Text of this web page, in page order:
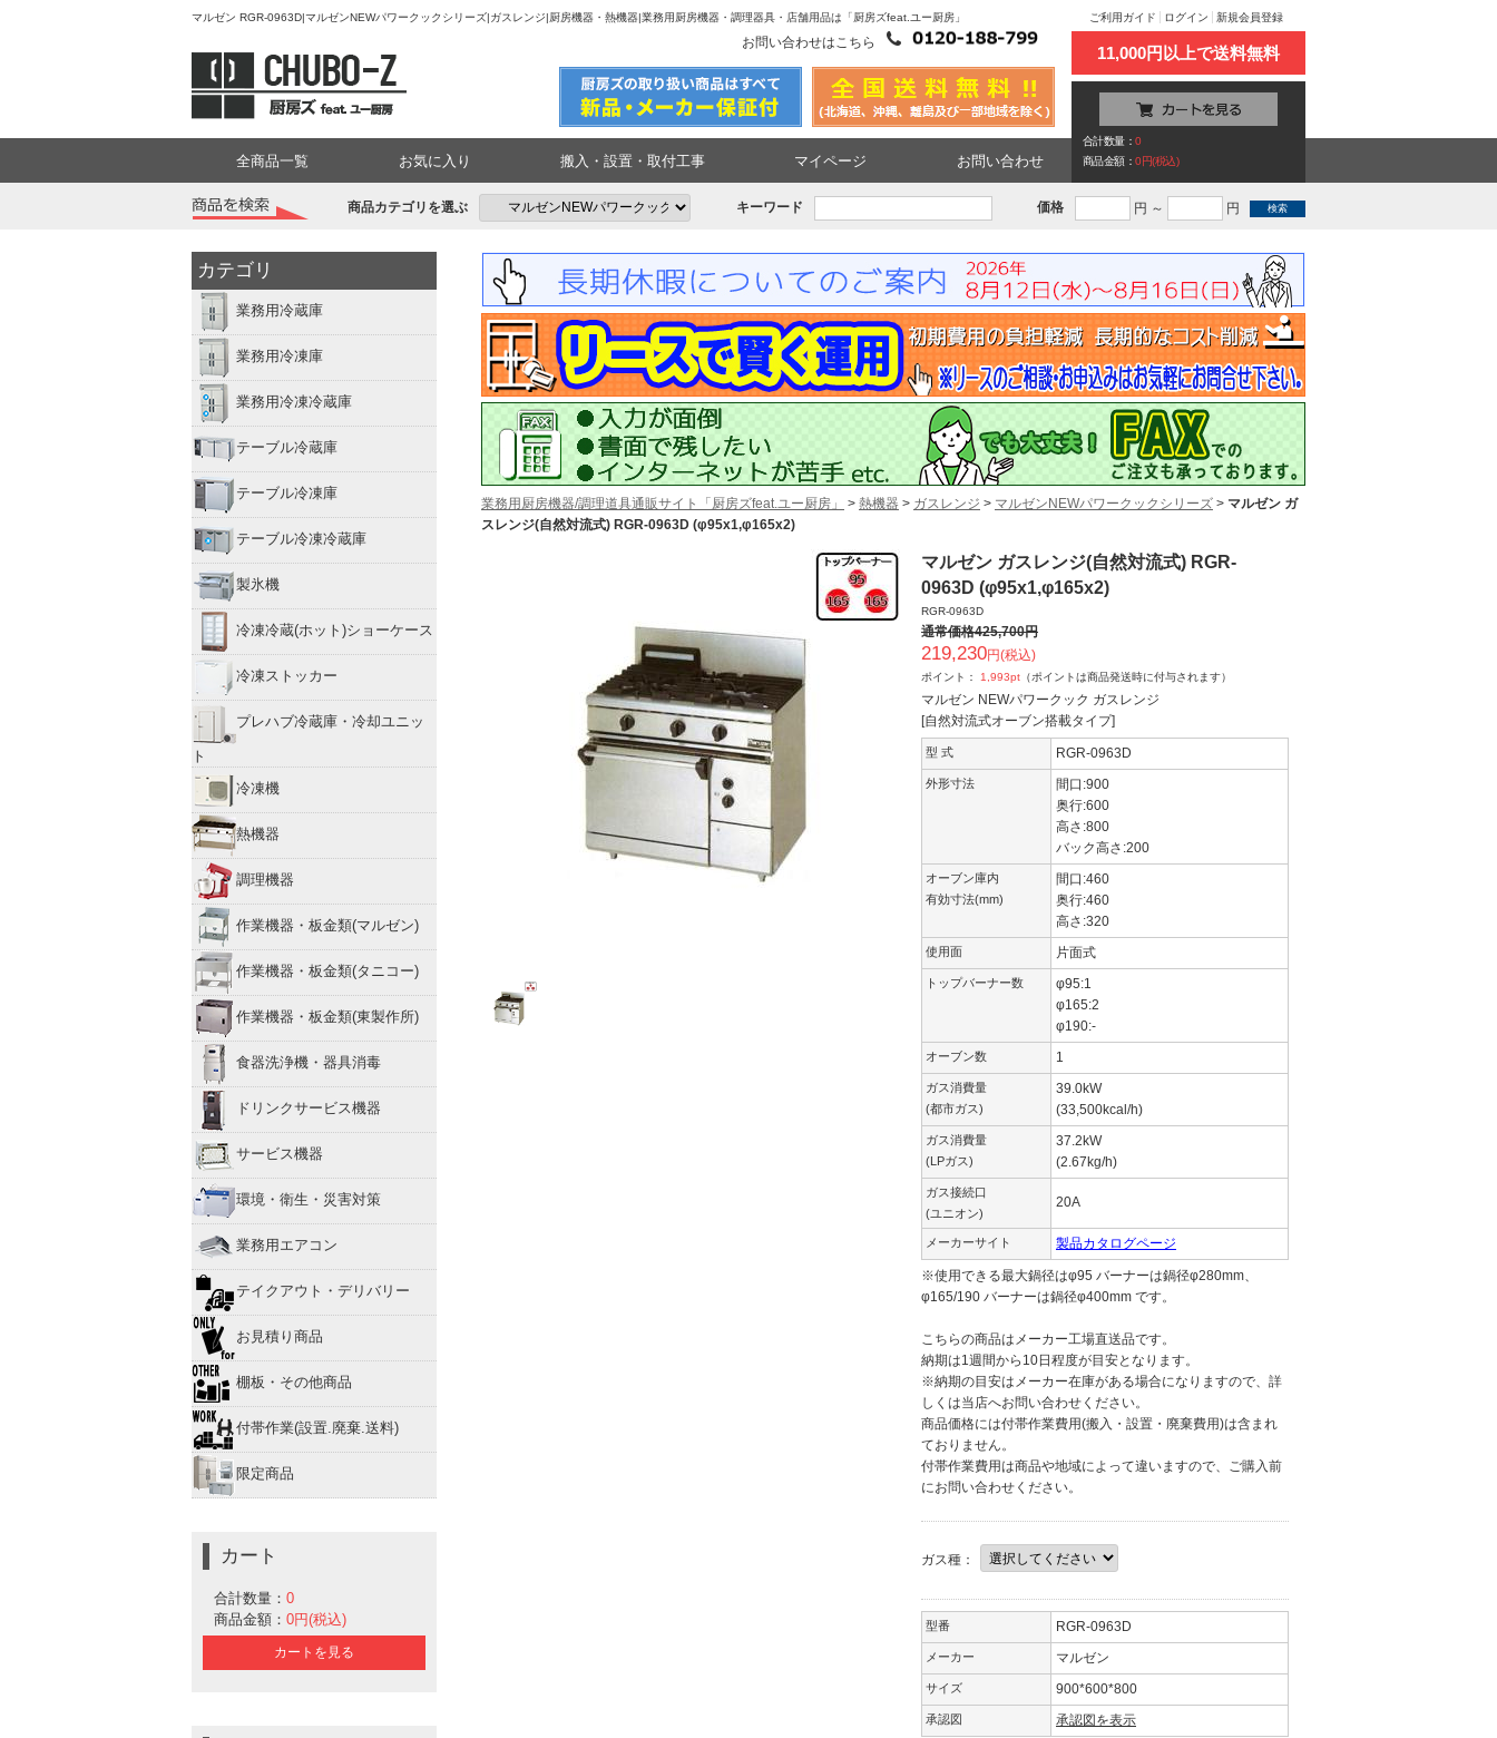
マルゼン RGR-0963D|マルゼンNEWパワークックシリーズ|ガスレンジ|厨房機器・熱機器|業務用厨房機器・調理器具・店舗用品は「厨房ズfeat.ユー厨房」
お問い合わせはこちら
ご利用ガイド ログイン 新規会員登録
11,000円以上で送料無料
合計数量：0
商品金額：0円(税込)
全商品一覧 お気に入り 搬入・設置・取付工事 マイページ お問い合わせ
商品カテゴリを選ぶ キーワード 価格 円 ～ 円
カテゴリ
業務用冷蔵庫
業務用冷凍庫
業務用冷凍冷蔵庫
テーブル冷蔵庫
テーブル冷凍庫
テーブル冷凍冷蔵庫
製氷機
冷凍冷蔵(ホット)ショーケース
冷凍ストッカー
プレハブ冷蔵庫・冷却ユニッ
ト
冷凍機
熱機器
調理機器
作業機器・板金類(マルゼン)
作業機器・板金類(タニコー)
作業機器・板金類(東製作所)
食器洗浄機・器具消毒
ドリンクサービス機器
サービス機器
環境・衛生・災害対策
業務用エアコン
テイクアウト・デリバリー
お見積り商品
棚板・その他商品
付帯作業(設置.廃棄.送料)
限定商品
カート
合計数量： 0
商品金額： 0円(税込)
カートを見る
業務用厨房機器/調理道具通販サイト「厨房ズfeat.ユー厨房」 > 熱機器 > ガスレンジ > マルゼンNEWパワークックシリーズ > マルゼン ガ
スレンジ(自然対流式) RGR-0963D (φ95x1,φ165x2)
マルゼン ガスレンジ(自然対流式) RGR-
0963D (φ95x1,φ165x2)
RGR-0963D
通常価格425,700円
219,230円(税込)
ポイント： 1,993pt （ポイントは商品発送時に付与されます）
マルゼン NEWパワークック ガスレンジ
[自然対流式オーブン搭載タイプ]
型 式 RGR-0963D
外形寸法
間口:900
奥行:600
高さ:800
バック高さ:200
オーブン庫内
有効寸法(mm)
間口:460
奥行:460
高さ:320
使用面 片面式
トップバーナー数
φ95:1
φ165:2
φ190:-
オーブン数 1
ガス消費量
(都市ガス)
39.0kW
(33,500kcal/h)
ガス消費量
(LPガス)
37.2kW
(2.67kg/h)
ガス接続口
(ユニオン)
20A
メーカーサイト 製品カタログページ
※使用できる最大鍋径はφ95 バーナーは鍋径φ280mm、
φ165/190 バーナーは鍋径φ400mm です。
こちらの商品はメーカー工場直送品です。
納期は1週間から10日程度が目安となります。
※納期の目安はメーカー在庫がある場合になりますので、詳
しくは当店へお問い合わせください。
商品価格には付帯作業費用(搬入・設置・廃棄費用)は含まれ
ておりません。
付帯作業費用は商品や地域によって違いますので、ご購入前
にお問い合わせください。
ガス種：
型番 RGR-0963D
メーカー マルゼン
サイズ 900*600*800
承認図 承認図を表示